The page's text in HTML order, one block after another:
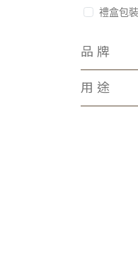
禮盒包裝
品牌
用途